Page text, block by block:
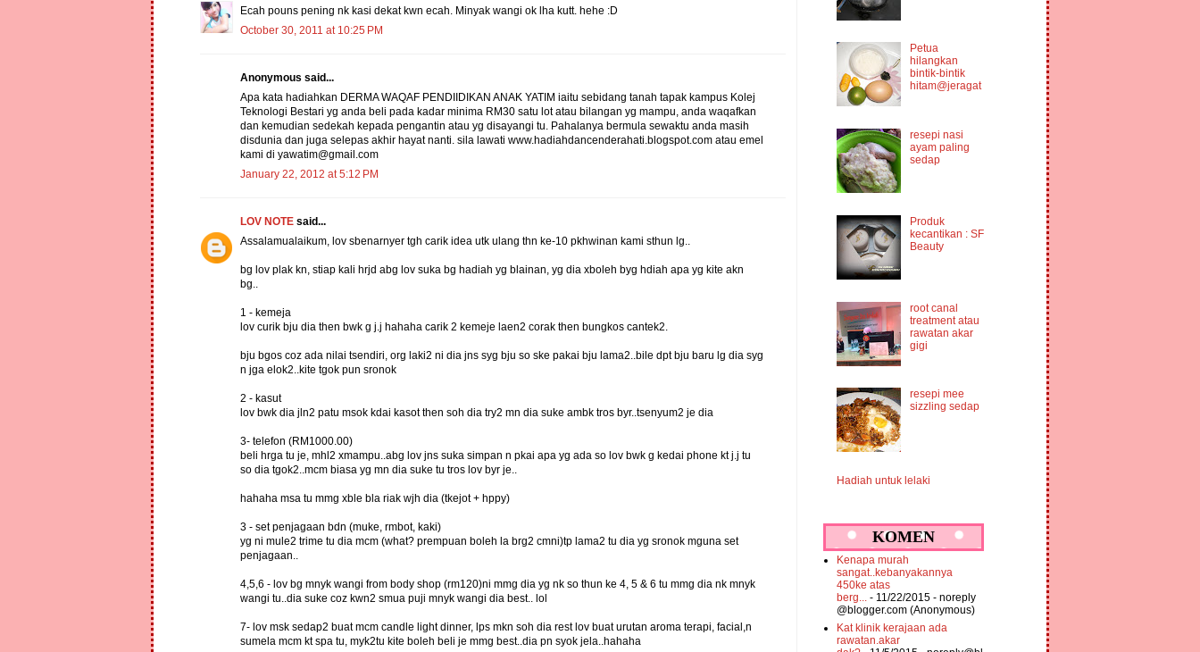
Ecah pouns pening nk kasi dekat kwn ecah. Minyak wangi ok lha kutt. hehe :D
October 30, 2011 at 10:25 PM
Anonymous said...
Apa kata hadiahkan DERMA WAQAF PENDIIDIKAN ANAK YATIM iaitu sebidang tanah tapak kampus Kolej
Teknologi Bestari yg anda beli pada kadar minima RM30 satu lot atau bilangan yg mampu, anda waqafkan
dan kemudian sedekah kepada pengantin atau yg disayangi tu. Pahalanya bermula sewaktu anda masih
disdunia dan juga selepas akhir hayat nanti. sila lawati www.hadiahdancenderahati.blogspot.com atau emel
kami di yawatim@gmail.com
January 22, 2012 at 5:12 PM
LOV NOTE said...
Assalamualaikum, lov sbenarnyer tgh carik idea utk ulang thn ke-10 pkhwinan kami sthun lg..
bg lov plak kn, stiap kali hrjd abg lov suka bg hadiah yg blainan, yg dia xboleh byg hdiah apa yg kite akn
bg..
1 - kemeja
lov curik bju dia then bwk g j.j hahaha carik 2 kemeje laen2 corak then bungkos cantek2.
bju bgos coz ada nilai tsendiri, org laki2 ni dia jns syg bju so ske pakai bju lama2..bile dpt bju baru lg dia syg
n jga elok2..kite tgok pun sronok
2 - kasut
lov bwk dia jln2 patu msok kdai kasot then soh dia try2 mn dia suke ambk tros byr..tsenyum2 je dia
3- telefon (RM1000.00)
beli hrga tu je, mhl2 xmampu..abg lov jns suka simpan n pkai apa yg ada so lov bwk g kedai phone kt j.j tu
so dia tgok2..mcm biasa yg mn dia suke tu tros lov byr je..
hahaha msa tu mmg xble bla riak wjh dia (tkejot + hppy)
3 - set penjagaan bdn (muke, rmbot, kaki)
yg ni mule2 trime tu dia mcm (what? prempuan boleh la brg2 cmni)tp lama2 tu dia yg sronok mguna set
penjagaan..
4,5,6 - lov bg mnyk wangi from body shop (rm120)ni mmg dia yg nk so thun ke 4, 5 & 6 tu mmg dia nk mnyk
wangi tu..dia suke coz kwn2 smua puji mnyk wangi dia best.. lol
7- lov msk sedap2 buat mcm candle light dinner, lps mkn soh dia rest lov buat urutan aroma terapi, facial,n
sumela mcm kt spa tu, myk2tu kite boleh beli je mmg best..dia pn syok jela..hahaha
Petua
hilangkan
bintik-bintik
hitam@jeragat
resepi nasi
ayam paling
sedap
Produk
kecantikan : SF
Beauty
root canal
treatment atau
rawatan akar
gigi
resepi mee
sizzling sedap
Hadiah untuk lelaki
KOMEN
Kenapa murah
sangat..kebanyakannya
450ke atas
berg... - 11/22/2015 - noreply
@blogger.com (Anonymous)
Kat klinik kerajaan ada
rawatan.akar